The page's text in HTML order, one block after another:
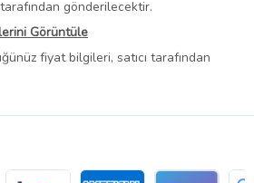
tarafından gönderilecektir.
Görüntüle
fiyat bilgileri, satıcı tarafından